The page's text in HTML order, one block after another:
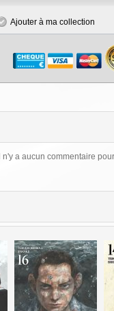
Ajouter à ma collection
Il n'y a aucun commentaire